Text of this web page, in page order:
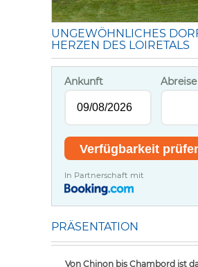
UNGEWÖHNLICHES
HERZEN DES LOIRETALS
Ankunft Abreise
In Partnerschaft mit
PRÄSENTATION
Von Chinon bis Chambord ist